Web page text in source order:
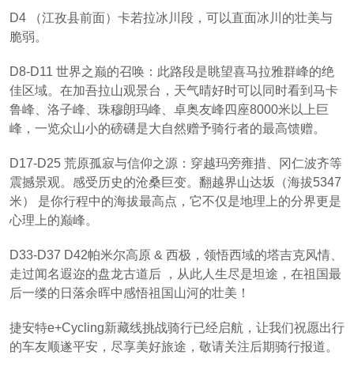
D4 （江孜县前面）卡若拉冰川段，可以直面冰川的壮美与
脆弱。
D8-D11 世界之巅的召唤：此路段是眺望喜马拉雅群峰的绝
佳区域。在加吾拉山观景台，天气晴好时可以同时看到马卡
鲁峰、洛子峰、珠穆朗玛峰、卓奥友峰四座8000米以上巨
峰，一览众山小的磅礴是大自然赠予骑行者的最高馈赠。
D17-D25 荒原孤寂与信仰之源：穿越玛旁雍措、冈仁波齐等
震撼景观。感受历史的沧桑巨变。翻越界山达坂（海拔5347
米） 是你行程中的海拔最高点，它不仅是地理上的分界更是
心理上的巅峰。
D33-D37 D42帕米尔高原 & 西极，领悟西域的塔吉克风情、
走过闻名遐迩的盘龙古道后 ，从此人生尽是坦途，在祖国最
后一缕的日落余晖中感悟祖国山河的壮美！
捷安特e+Cycling新藏线挑战骑行已经启航，让我们祝愿出行
的车友顺遂平安，尽享美好旅途，敬请关注后期骑行报道。